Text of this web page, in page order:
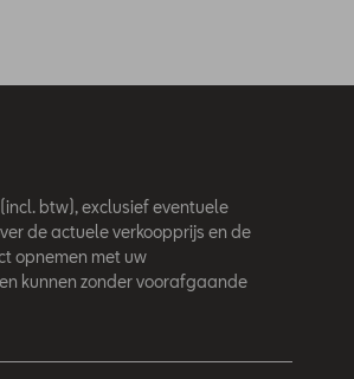
btw), exclusief eventuele
de actuele verkoopprijs en de
opnemen met uw
kunnen zonder voorafgaande